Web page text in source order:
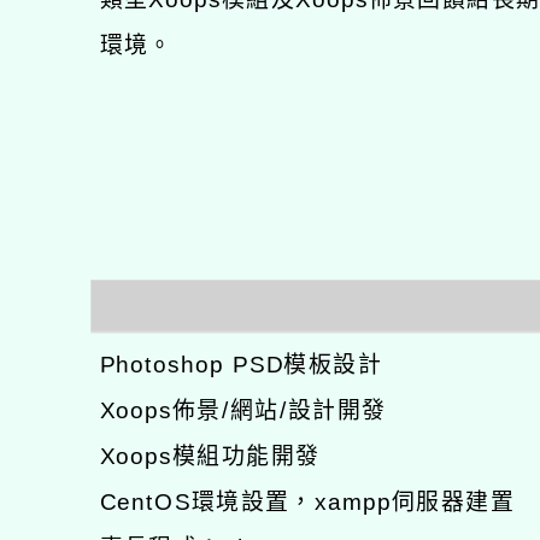
環境。
Photoshop PSD模板設計
Xoops佈景/網站/設計開發
Xoops模組功能開發
CentOS環境設置，xampp伺服器建置